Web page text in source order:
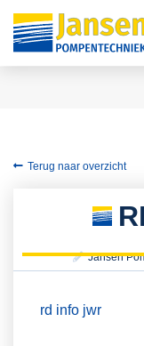
Terug naar overzicht
Jansen
rd info jwr